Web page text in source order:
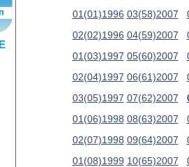
01(01)1996
02(02)1996
01(03)1997
02(04)1997
03(05)1997
01(06)1998
02(07)1998
01(08)1999
03(58)2007
04(59)2007
05(60)2007
06(61)2007
07(62)2007
08(63)2007
09(64)2007
10(65)2007